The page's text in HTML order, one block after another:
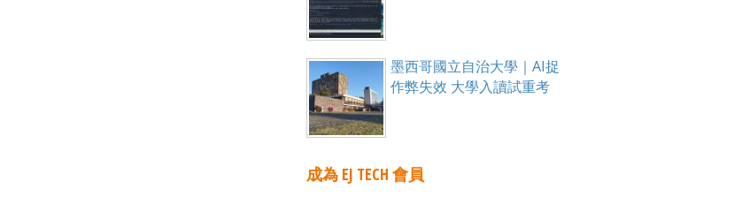
墨西哥國立自治大學｜AI捉
作弊失效 大學入讀試重考
成為 EJ TECH 會員